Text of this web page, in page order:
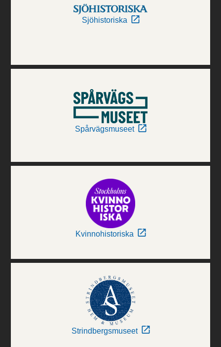
Sjöhistoriska
Spårvägsmuseet
Kvinnohistoriska
Strindbergsmuseet